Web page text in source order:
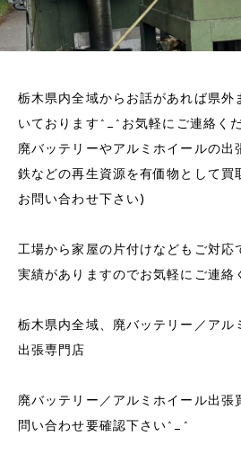
栃木県内全域からお話があれば県外
いております^_^お気軽にご連絡く
廃バッテリーやアルミホイールの出
鉄などの再生資源を有価物として買
お問い合わせ下さい)
工場から家屋の片付けなどもご対応
実績がありますのでお気軽にご連絡
栃木県内全域、廃バッテリー／アル
出張専門店
廃バッテリー／アルミホイール出張
問い合わせ要確認下さい^_^